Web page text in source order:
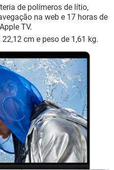
de polímeros de lítio,
na web e 17 horas de
TV.
22,12 cm e peso de 1,61 kg.